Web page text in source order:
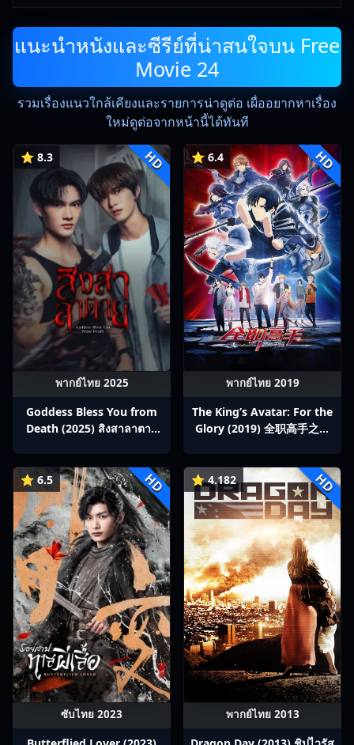
แนะนำหนังและซีรีย์ที่น่าสนใจบน Free
Movie 24
รวมเรื่องแนวใกล้เคียงและรายการน่าดูต่อ เผื่ออยากหาเรื่อง
ใหม่ดูต่อจากหน้านี้ได้ทันที
⭐ 8.3 HD
พากย์ไทย 2025
Goddess Bless You from
Death (2025) สิงสาลาตาย
⭐ 6.4 HD
พากย์ไทย 2019
The King’s Avatar: For the
Glory (2019) 全职高手之巅
⭐ 6.5 HD
ซับไทย 2023
⭐ 4.182 HD
พากย์ไทย 2013